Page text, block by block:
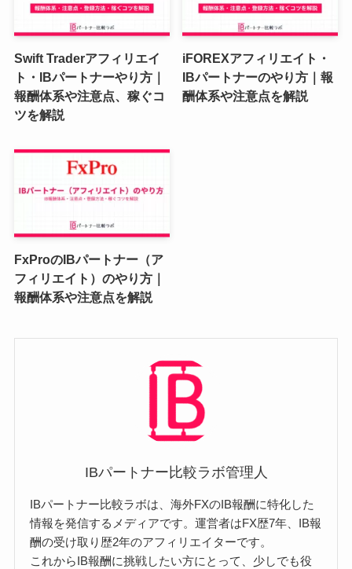
Swift Traderアフィリエイ
ト・IBパートナーやり方｜
報酬体系や注意点、稼ぐコ
ツを解説
iFOREXアフィリエイト・
IBパートナーのやり方｜報
酬体系や注意点を解説
FxProのIBパートナー（ア
フィリエイト）のやり方｜
報酬体系や注意点を解説
IBパートナー比較ラボ管理人
IBパートナー比較ラボは、海外FXのIB報酬に特化した
情報を発信するメディアです。運営者はFX歴7年、IB報
酬の受け取り歴2年のアフィリエイターです。
これからIB報酬に挑戦したい方にとって、少しでも役